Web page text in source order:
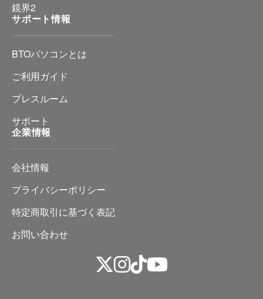
鏡界2
サポート情報
BTOパソコンとは
ご利用ガイド
プレスルーム
サポート
企業情報
会社情報
プライバシーポリシー
特定商取引に基づく表記
お問い合わせ